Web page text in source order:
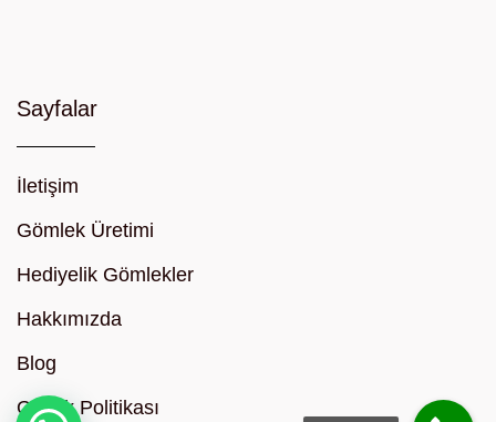
Sayfalar
İletişim
Gömlek Üretimi
Hediyelik Gömlekler
Hakkımızda
Blog
Gizlilik Politikası